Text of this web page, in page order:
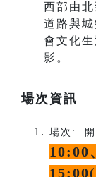
西部由
道路與
會文化
影。
場次資訊
場次: 開
10:00